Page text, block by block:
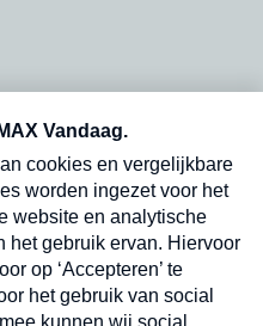
dinsdagochtend in
Verzend